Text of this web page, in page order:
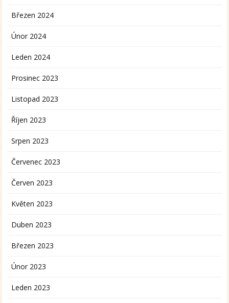
Březen 2024
Únor 2024
Leden 2024
Prosinec 2023
Listopad 2023
Říjen 2023
Srpen 2023
Červenec 2023
Červen 2023
Květen 2023
Duben 2023
Březen 2023
Únor 2023
Leden 2023